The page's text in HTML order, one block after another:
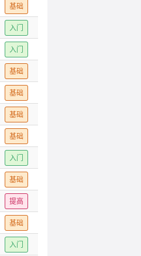
基础
入门
入门
基础
基础
基础
基础
入门
基础
提高
基础
入门